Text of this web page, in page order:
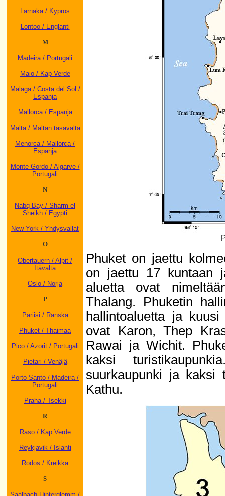
Larnaka / Kypros
Lontoo / Englanti
M
Madeira / Portugali
Maio / Kap Verde
Malaga / Costa del Sol /
Espanja
Mallorca / Espanja
Malta / Maltan tasavalta
Menorca / Mallorca /
Espanja
Monte Gordo / Algarve /
Portugali
N
Nabq Bay / Sharm el
Sheikh / Egypti
New York / Yhdysvallat
O
Obertauern / Alpit /
Itävalta
Oslo / Norja
P
Pariisi / Ranska
Phuket / Thaimaa
Pico / Azorit / Portugali
Pietari / Venäjä
Porto Santo / Madeira /
Portugali
Praha / Tsekki
R
Raso / Kap Verde
Reykjavik / Islanti
Rodos / Kreikka
S
Phuket on jaettu
on jaettu 17 kuntaan
aluetta ovat
Thalang. Phuketin
hallintoaluetta ja
ovat Karon, Thep
Rawai ja Wichit.
kaksi
suurkaupunki ja kaksi
Kathu.